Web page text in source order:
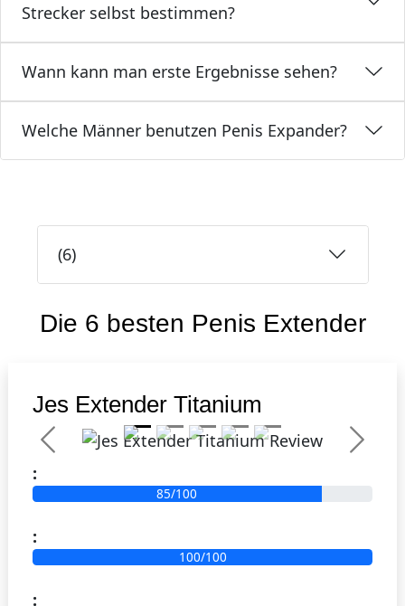
Strecker selbst bestimmen?
Wann kann man erste Ergebnisse sehen?
Welche Männer benutzen Penis Expander?
(6)
Die 6 besten Penis Extender
Jes Extender Titanium
Previous
Next
:
85/100
:
100/100
: